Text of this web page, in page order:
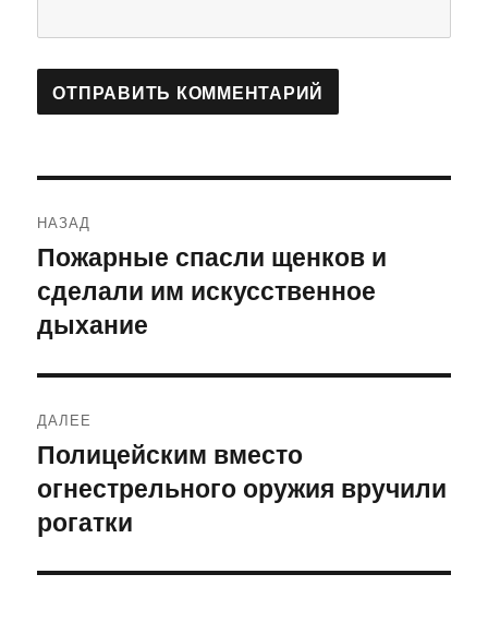
по
записям
НАЗАД
Предыдущая
запись:
Пожарные спасли щенков и
сделали им искусственное
дыхание
ДАЛЕЕ
Следующая
запись:
Полицейским вместо
огнестрельного оружия вручили
рогатки